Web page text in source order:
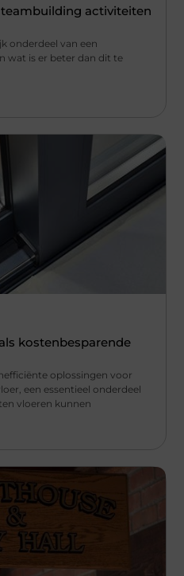
activiteiten
onderdeel van een
wat is er beter dan dit te
kostenbesparende
oplossingen voor
een essentieel onderdeel
vloeren kunnen